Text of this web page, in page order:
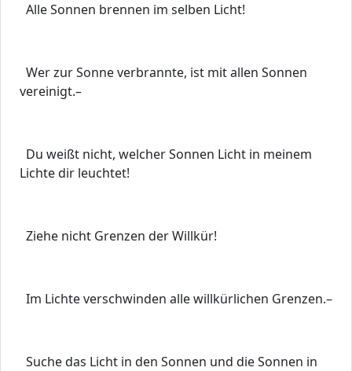
Alle Sonnen brennen im selben Licht!
Wer zur Sonne verbrannte, ist mit allen Sonnen
vereinigt.–
Du weißt nicht, welcher Sonnen Licht in meinem
Lichte dir leuchtet!
Ziehe nicht Grenzen der Willkür!
Im Lichte verschwinden alle willkürlichen Grenzen.–
Suche das Licht in den Sonnen und die Sonnen in